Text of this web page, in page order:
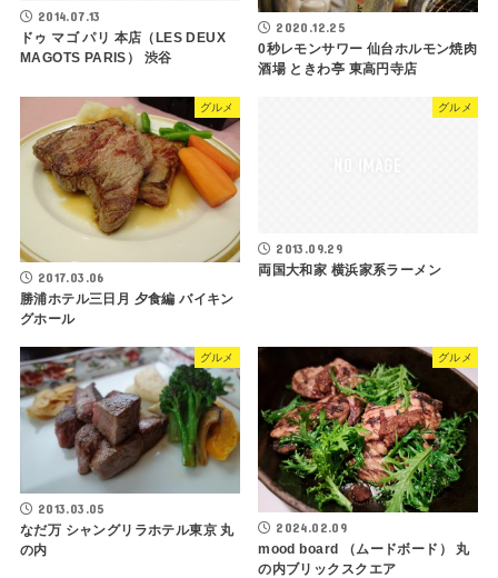
2014.07.13
ドゥ マゴ パリ 本店（LES DEUX
MAGOTS PARIS） 渋谷
2020.12.25
0秒レモンサワー 仙台ホルモン焼肉
酒場 ときわ亭 東高円寺店
グルメ
2017.03.06
勝浦ホテル三日月 夕食編 バイキン
グホール
グルメ
2013.09.29
両国大和家 横浜家系ラーメン
グルメ
2013.03.05
なだ万 シャングリラホテル東京 丸
の内
グルメ
2024.02.09
mood board （ムードボード） 丸
の内ブリックスクエア